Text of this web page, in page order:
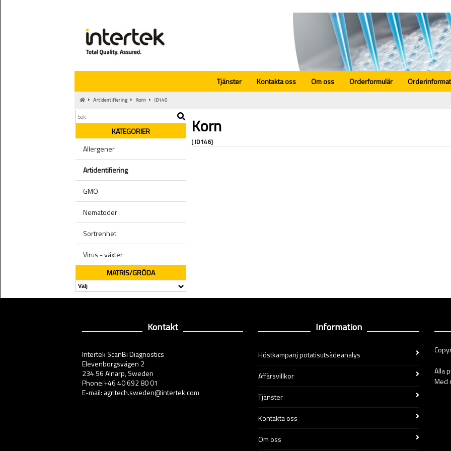
Tjänster Kontakta oss Om oss Orderformulär
Artidentifiering Korn ID146
KATEGORIER
Allergener
Artidentifiering
GMO
Nematoder
Sortrenhet
Virus - växter
MATRIS/GRÖDA
Korn
[ ID146]
Kontakt
Intertek ScanBi Diagnostics
Elevenborgsvägen 2
234 56 Alnarp, Sweden
Phone:+46 40 692 80 01
E-mail: agritech.sweden@intertek.com
Information
Höstkampanj potatisutsädeanalys
Affärsvillkor
Tjänster
Kontakta oss
Om oss
Alla
Med